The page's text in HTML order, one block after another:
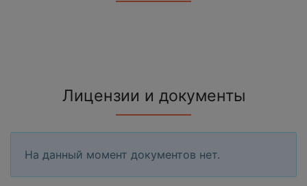
Лицензии и документы
На данный момент документов нет.